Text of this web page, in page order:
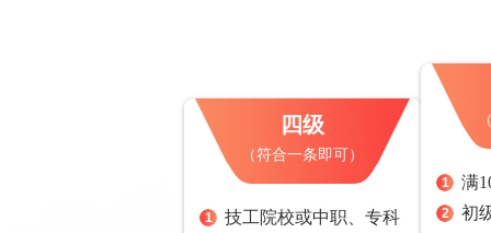
四级
（符合一条即可）
1
技工院校或中职、专科
1 满
2
初